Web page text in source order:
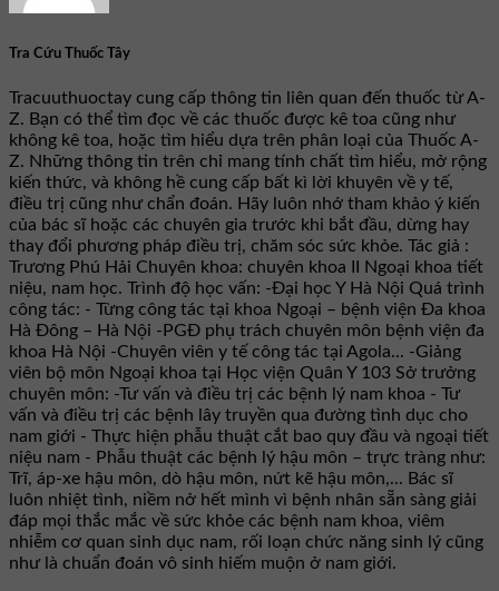
Tra Cứu Thuốc Tây
Tracuuthuoctay cung cấp thông tin liên quan đến thuốc từ A-
Z. Bạn có thể tìm đọc về các thuốc được kê toa cũng như
không kê toa, hoặc tìm hiểu dựa trên phân loại của Thuốc A-
Z. Những thông tin trên chỉ mang tính chất tìm hiểu, mở rộng
kiến thức, và không hề cung cấp bất kì lời khuyên về y tế,
điều trị cũng như chẩn đoán. Hãy luôn nhớ tham khảo ý kiến
của bác sĩ hoặc các chuyên gia trước khi bắt đầu, dừng hay
thay đổi phương pháp điều trị, chăm sóc sức khỏe. Tác giả :
Trương Phú Hải Chuyên khoa: chuyên khoa II Ngoại khoa tiết
niệu, nam học. Trình độ học vấn: -Đại học Y Hà Nội Quá trình
công tác: - Từng công tác tại khoa Ngoại – bệnh viện Đa khoa
Hà Đông – Hà Nội -PGĐ phụ trách chuyên môn bệnh viện đa
khoa Hà Nội -Chuyên viên y tế công tác tại Agola... -Giảng
viên bộ môn Ngoại khoa tại Học viện Quân Y 103 Sở trưởng
chuyên môn: -Tư vấn và điều trị các bệnh lý nam khoa - Tư
vấn và điều trị các bệnh lây truyền qua đường tình dục cho
nam giới - Thực hiện phẫu thuật cắt bao quy đầu và ngoại tiết
niệu nam - Phẫu thuật các bệnh lý hậu môn – trực tràng như:
Trĩ, áp-xe hậu môn, dò hậu môn, nứt kẽ hậu môn,... Bác sĩ
luôn nhiệt tình, niềm nở hết mình vì bệnh nhân sẵn sàng giải
đáp mọi thắc mắc về sức khỏe các bệnh nam khoa, viêm
nhiễm cơ quan sinh dục nam, rối loạn chức năng sinh lý cũng
như là chuẩn đoán vô sinh hiếm muộn ở nam giới.